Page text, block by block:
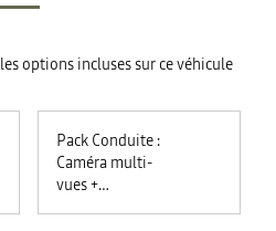
options incluses sur ce véhicule
Pack Conduite :
Caméra multi-
vues +